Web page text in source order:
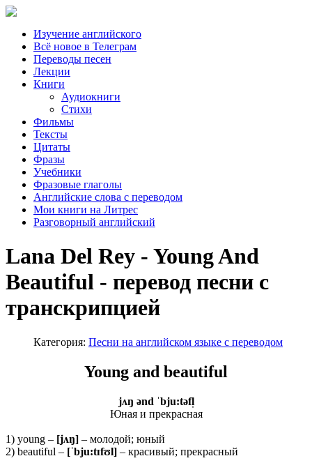
Изучение английского
Всё новое в Телеграм
Переводы песен
Лекции
Книги
Аудиокниги
Стихи
Фильмы
Тексты
Цитаты
Фразы
Учебники
Фразовые глаголы
Английские слова с переводом
Мои книги на Литрес
Разговорный английский
Lana Del Rey - Young And
Beautiful - перевод песни с
транскрипцией
Категория: Песни на английском языке с переводом
Young and beautiful
jʌŋ ənd ˈbju:təfl̩
Юная и прекрасная
1) young – [jʌŋ] – молодой; юный
2) beautiful – [ˈbju:tɪfʊl] – красивый; прекрасный